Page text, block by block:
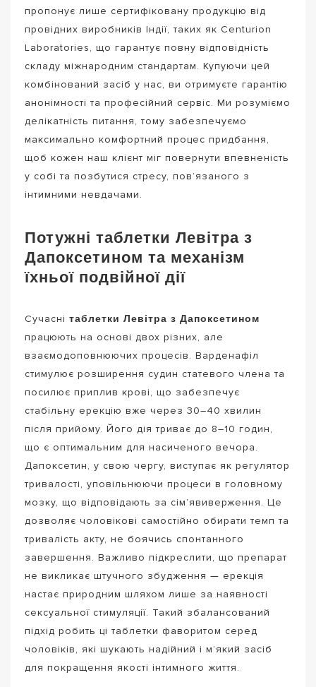
пропонує лише сертифіковану продукцію від
провідних виробників Індії, таких як Centurion
Laboratories, що гарантує повну відповідність
складу міжнародним стандартам. Купуючи цей
комбінований засіб у нас, ви отримуєте гарантію
анонімності та професійний сервіс. Ми розуміємо
делікатність питання, тому забезпечуємо
максимально комфортний процес придбання,
щоб кожен наш клієнт міг повернути впевненість
у собі та позбутися стресу, пов’язаного з
інтимними невдачами.
Потужні таблетки Левітра з
Дапоксетином та механізм
їхньої подвійної дії
Сучасні таблетки Левітра з Дапоксетином
працюють на основі двох різних, але
взаємодоповнюючих процесів. Варденафіл
стимулює розширення судин статевого члена та
посилює приплив крові, що забезпечує
стабільну ерекцію вже через 30–40 хвилин
після прийому. Його дія триває до 8–10 годин,
що є оптимальним для насиченого вечора.
Дапоксетин, у свою чергу, виступає як регулятор
тривалості, уповільнюючи процеси в головному
мозку, що відповідають за сім’явиверження. Це
дозволяє чоловікові самостійно обирати темп та
тривалість акту, не боячись спонтанного
завершення. Важливо підкреслити, що препарат
не викликає штучного збудження — ерекція
настає природним шляхом лише за наявності
сексуальної стимуляції. Такий збалансований
підхід робить ці таблетки фаворитом серед
чоловіків, які шукають надійний і м’який засіб
для покращення якості інтимного життя.